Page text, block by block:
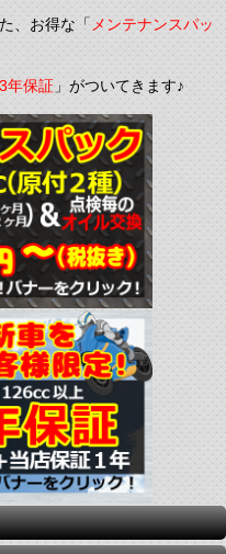
、お得な「メンテナンスパッ
年保証」がついてきます♪